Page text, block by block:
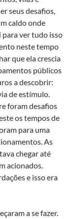
seus desafios,
caldo onde
ver tudo isso
neste tempo
que ela crescia
públicos
a descobrir:
de estímulo.
foram desafios
os tempos de
para uma
As
chegar até
acionados.
e isso era
a se fazer.